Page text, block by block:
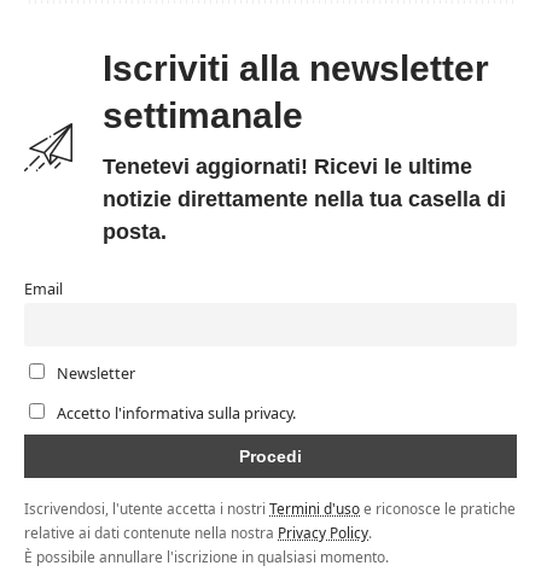
Iscriviti alla newsletter
settimanale
Tenetevi aggiornati! Ricevi le ultime
notizie direttamente nella tua casella di
posta.
Email
Newsletter
Accetto l'informativa sulla privacy.
Iscrivendosi, l'utente accetta i nostri Termini d'usoe riconosce le pratiche
relative ai dati contenute nella nostra Privacy Policy.
È possibile annullare l'iscrizione in qualsiasi momento.